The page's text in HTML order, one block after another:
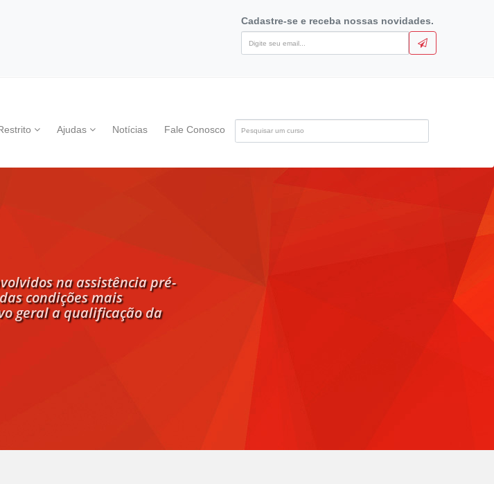
Cadastre-se e receba nossas novidades.
Ajudas Notícias Fale Conosco
pelo
do
na assistência pré-
condições mais
geral a qualificação da